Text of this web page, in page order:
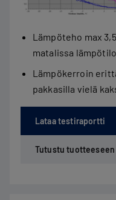
Lämpöteho max
matalissa
Lämpökerroin
pakkasilla vielä
Lataa testiraportti
Tutustu tuotteeseen